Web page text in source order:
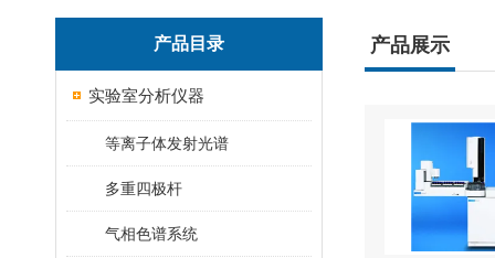
产品目录
实验室分析仪器
等离子体发射光谱
多重四极杆
气相色谱系统
产品展示